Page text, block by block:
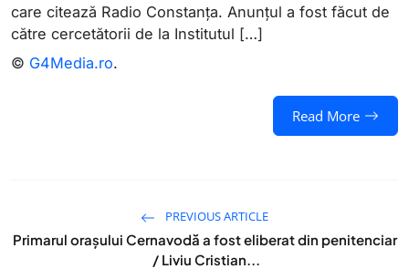
care citează Radio Constanța. Anunțul a fost făcut de
către cercetătorii de la Institutul […]
© G4Media.ro.
Read More
PREVIOUS ARTICLE
Primarul orașului Cernavodă a fost eliberat din penitenciar
/ Liviu Cristian...